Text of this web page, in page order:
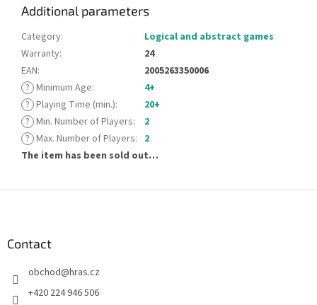
Additional parameters
Category:
Logical and abstract games
Warranty:
24
EAN:
2005263350006
? Minimum Age:
4+
? Playing Time (min.):
20+
? Min. Number of Players:
2
? Max. Number of Players: 2
The item has been sold out…
Contact
obchod@hras.cz
+420 224 946 506